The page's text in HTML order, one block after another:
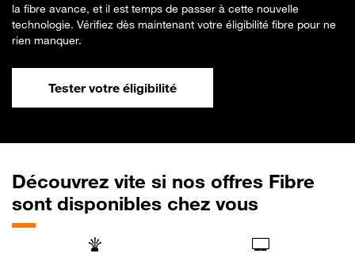
la fibre avance, et il est temps de passer à cette nouvelle
technologie. Vérifiez dès maintenant votre éligibilité fibre pour ne
rien manquer.
Tester votre éligibilité
Découvrez vite si nos offres Fibre
sont disponibles chez vous